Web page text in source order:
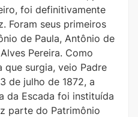
foi definitivamente
Foram seus primeiros
de Paula, Antônio de
Pereira. Como
que surgia, veio Padre
de julho de 1872, a
da Escada foi instituída
parte do Patrimônio